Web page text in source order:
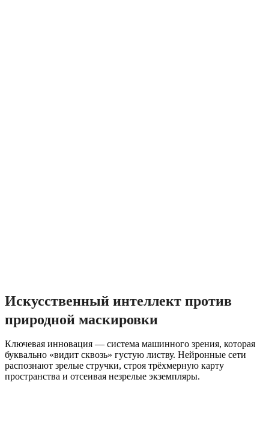
Искусственный интеллект против
природной маскировки
Ключевая инновация — система машинного зрения, которая
буквально «видит сквозь» густую листву. Нейронные сети
распознают зрелые стручки, строя трёхмерную карту
пространства и отсеивая незрелые экземпляры.